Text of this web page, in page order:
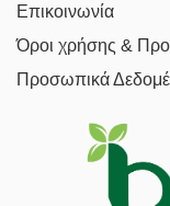
Επικοινωνία
Όροι χρήσης &
Προσωπικά